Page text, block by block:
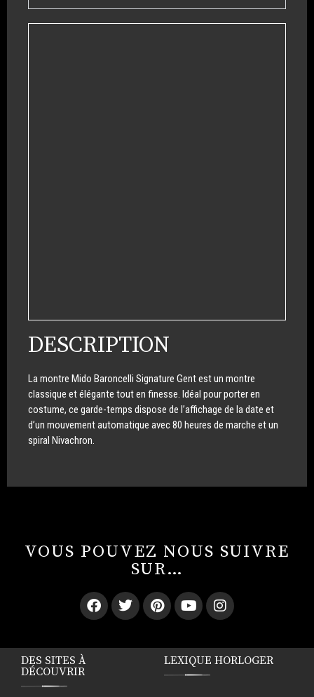
DESCRIPTION
La montre Mido Baroncelli Signature Gent est un montre
classique et élégante tout en finesse. Idéal pour porter en
costume, ce garde-temps dispose de l’affichage de la date et
d’un mouvement automatique avec 80 heures de marche et un
spiral Nivachron.
VOUS POUVEZ NOUS SUIVRE
SUR…
DES SITES À
DÉCOUVRIR
LEXIQUE HORLOGER